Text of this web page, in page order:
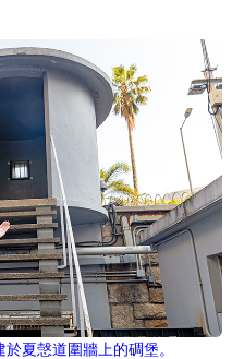
夏愨道圍牆上的碉堡。